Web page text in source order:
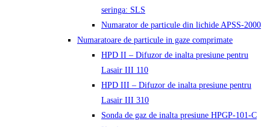
seringa: SLS
Numarator de particule din lichide APSS-2000
Numaratoare de particule in gaze comprimate
HPD II – Difuzor de inalta presiune pentru
Lasair III 110
HPD III – Difuzor de inalta presiune pentru
Lasair III 310
Sonda de gaz de inalta presiune HPGP-101-C